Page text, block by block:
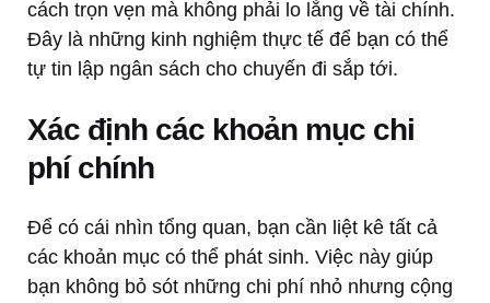
cách trọn vẹn mà không phải lo lắng về tài chính.
Đây là những kinh nghiệm thực tế để bạn có thể
tự tin lập ngân sách cho chuyến đi sắp tới.
Xác định các khoản mục chi
phí chính
Để có cái nhìn tổng quan, bạn cần liệt kê tất cả
các khoản mục có thể phát sinh. Việc này giúp
bạn không bỏ sót những chi phí nhỏ nhưng cộng